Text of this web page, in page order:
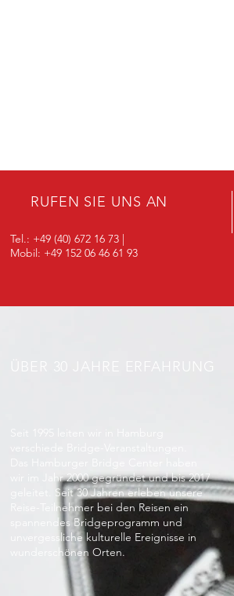
RUFEN SIE UNS AN
Tel.: +49 (40) 672 16 73 |
Mobil: +49 152 06 46 61 93
ÜBER 30 JAHRE ERFAHRUNG
wir im Jahr 2000 gegründet und bis 2017
geleitet. Seit 30 Jahren erleben unsere
Reise-Teilnehmer bei den Reisen ein
spannendes Bridgeprogramm und
unvergessliche kulturelle Ereignisse in
wunderschönen Orten.